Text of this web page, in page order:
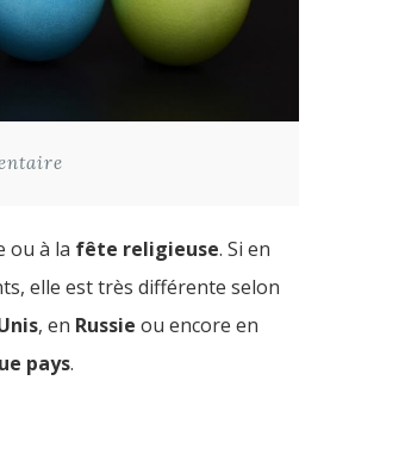
ou à la fête religieuse. Si en
elle est très différente selon
, en Russie ou encore en
pays.